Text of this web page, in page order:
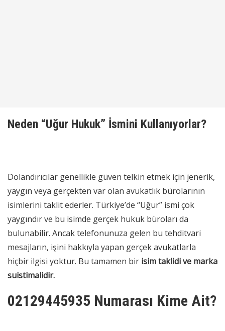
Neden “Uğur Hukuk” İsmini Kullanıyorlar?
Dolandırıcılar genellikle güven telkin etmek için jenerik,
yaygın veya gerçekten var olan avukatlık bürolarının
isimlerini taklit ederler. Türkiye’de “Uğur” ismi çok
yaygındır ve bu isimde gerçek hukuk büroları da
bulunabilir. Ancak telefonunuza gelen bu tehditvari
mesajların, işini hakkıyla yapan gerçek avukatlarla
hiçbir ilgisi yoktur. Bu tamamen bir isim taklidi ve marka
suistimalidir.
02129445935 Numarası Kime Ait?